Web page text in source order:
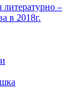
–
в 2018г.